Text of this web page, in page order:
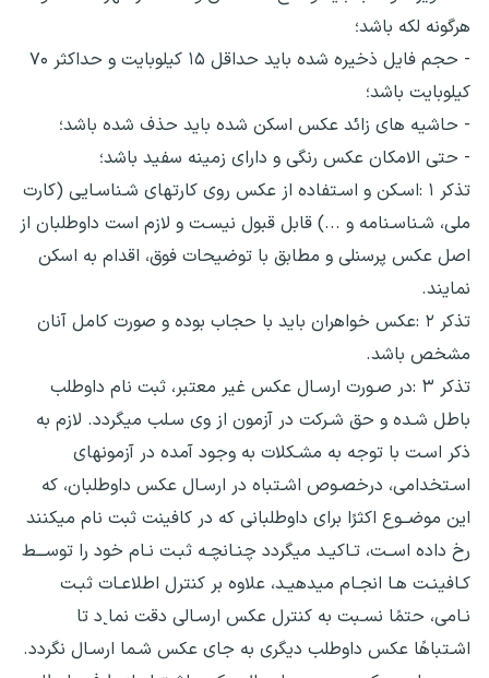
هرگونه لکه باشد؛
- حجم فایل ذخیره شده باید حداقل ۱۵ کیلوبایت و حداکثر ۷۰
کیلوبایت باشد؛
- حاشیه های زائد عکس اسکن شده باید حذف شده باشد؛
- حتی الامکان عکس رنگی و دارای زمینه سفید باشد؛
تذکر ۱ :اسـکن و اسـتفاده از عکس روی کارتهای شـناسـایی (کارت
ملی، شـناسـنامه و ...) قابل قبول نیسـت و لازم است داوطلبان از
اصل عکس پرسنلی و مطابق با توضیحات فوق، اقدام به اسکن
نمایند.
تذکر ۲ :عکس خواهران باید با حجاب بوده و صورت کامل آنان
مشخص باشد.
تذکر ۳ :در صـورت ارسـال عکس غیر معتبر، ثبت نام داوطلب
باطل شـده و حق شـرکت در آزمون از وی سـلب میگردد. لازم به
ذکر اسـت با توجه به مشـکلات به وجود آمده در آزمونهای
اسـتخدامی، درخصـوص اشـتباه در ارسـال عکس داوطلبان، که
این موضــوع اکثرًا برای داوطلبانی که در کافینت ثبت نام میکنند
رخ داده اســت، تـاکیـد میگردد چنـانچـه ثبـت نـام خود را توســـط
کـافینـت هـا انجـام میدهیـد، علاوه بر کنترل اطلاعـات ثبـت
نـامی، حتمًا نسـبت به کنترل عکس ارسـالی دقت نما˻د تا
اشـتباهًا عکس داوطلب دیگری به جای عکس شـما ارسـال نگردد.